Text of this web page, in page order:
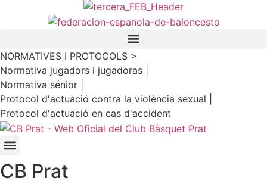
NORMATIVES I PROTOCOLS >
Normativa jugadors i jugadoras |
Normativa sénior |
Protocol d'actuació contra la violència sexual |
Protocol d'actuació en cas d'accident
CB Prat